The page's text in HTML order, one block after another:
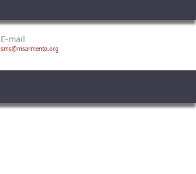
E-mail
sms@msarmento.org